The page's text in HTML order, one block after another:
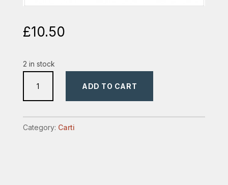
£10.50
2 in stock
printre
slava
Lui
ADD TO CART
Category: Carti